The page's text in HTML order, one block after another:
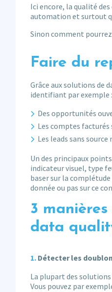
Ici encore, la qualité
automation et surtout
Sinon comment pourrez
Faire du
Grâce aux solutions de
identifiant par exemple :
Des opportunités
Les comptes
Les leads sans
Un des principaux
indicateur visuel, type
baser sur la
donnée ou pas sur ce
3
data
Détecter les
La plupart des
Vous pouvez par